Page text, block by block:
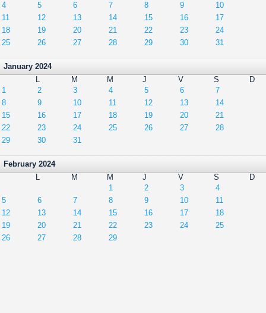
4
5 6 7 8 9
10
11
12 13 14 15 16
17
18
19 20 21 22 23
24
25
26 27 28 29 30 31
January 2024
L
M M J V S
D
1
2 3 4 5 6
7
8
9 10 11 12 13
14
15
16 17 18 19 20
21
22
23 24 25 26 27
28
29
30 31
February 2024
L
M M J V S
D
1
2 3
4
5
6 7 8 9 10
11
12
13 14 15 16 17
18
19
20 21 22 23 24
25
26
27 28 29